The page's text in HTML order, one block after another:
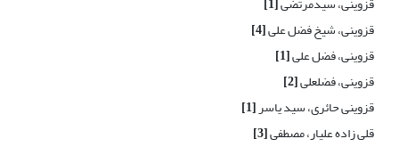
قزوینی، شیخ فضل علی[4]
قزوینی، فضل علی[1]
قزوینی، فضلعلی[2]
قزوینی حائری، سید یاسر[1]
قلی زاده علیار، مصطفی[3]